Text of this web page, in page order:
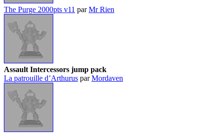
The Purge 2000pts v11 parMr Rien
Assault Intercessors jump pack
La patrouille d’Arthurus parMordaven